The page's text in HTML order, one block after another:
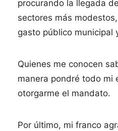
procurando la llegada
sectores más
gasto público municipal
Quienes me conocen
manera pondré todo mi
otorgarme el mandato.
Por último, mi franco